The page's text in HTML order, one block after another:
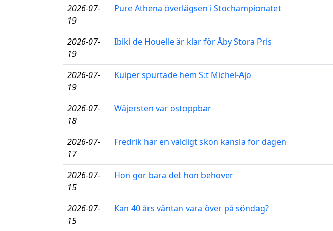
2026-07-
19
Pure Athena överlägsen i Stochampionatet
2026-07-
19
Ibiki de Houelle är klar för Åby Stora Pris
2026-07-
19
Kuiper spurtade hem S:t Michel-Ajo
2026-07-
18
Wäjersten var ostoppbar
2026-07-
17
Fredrik har en väldigt skön känsla för dagen
2026-07-
15
Hon gör bara det hon behöver
2026-07-
15
Kan 40 års väntan vara över på söndag?